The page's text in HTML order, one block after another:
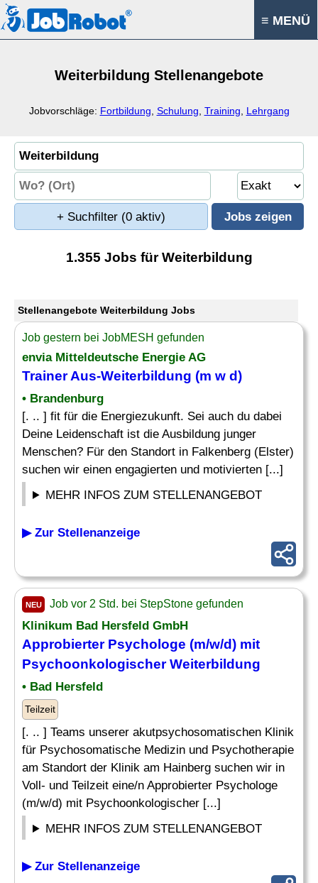
≡ MENÜ
Weiterbildung Stellenangebote
Jobvorschläge: Fortbildung Schulung Training Lehrgang
+ Suchfilter (0 aktiv)
1.355 Jobs für Weiterbildung
Stellenangebote Weiterbildung Jobs
Job gestern bei JobMESH gefunden
envia Mitteldeutsche Energie AG
Trainer Aus-Weiterbildung (m w d)
• Brandenburg
[. .. ] fit für die Energiezukunft. Sei auch du dabei
Deine Leidenschaft ist die Ausbildung junger
Menschen? Für den Standort in Falkenberg (Elster)
suchen wir einen engagierten und motivierten [...]
MEHR INFOS ZUM STELLENANGEBOT
▶ Zur Stellenanzeige
NEU Job vor 2 Std. bei StepStone gefunden
Klinikum Bad Hersfeld GmbH
Approbierter Psychologe (m/w/d) mit
PsychoonkologischerWeiterbildung
• Bad Hersfeld
Teilzeit
[. .. ] Teams unserer akutpsychosomatischen Klinik
für Psychosomatische Medizin und Psychotherapie
am Standort der Klinik am Hainberg suchen wir in
Voll- und Teilzeit eine/n Approbierter Psychologe
(m/w/d) mit Psychoonkologischer [...]
MEHR INFOS ZUM STELLENANGEBOT
▶ Zur Stellenanzeige